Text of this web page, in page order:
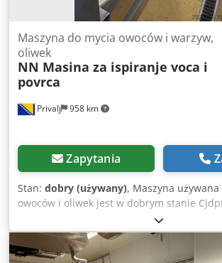
Privalj 958 km
Maszyna do mycia owoców i warzyw,
oliwek
NN Masina za ispiranje voca i
povrca
Zapytania
Stan: dobry (używany), Maszyna
owoców i oliwek jest w dobrym stanie